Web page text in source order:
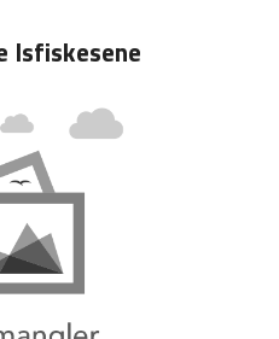
Isfiskesene